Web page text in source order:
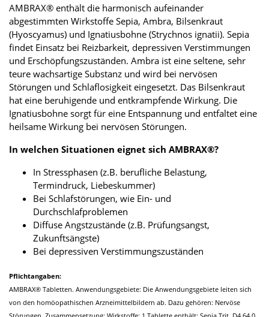
AMBRAX® enthält die harmonisch aufeinander
abgestimmten Wirkstoffe Sepia, Ambra, Bilsenkraut
(Hyoscyamus) und Ignatiusbohne (Strychnos ignatii). Sepia
findet Einsatz bei Reizbarkeit, depressiven Verstimmungen
und Erschöpfungszuständen. Ambra ist eine seltene, sehr
teure wachsartige Substanz und wird bei nervösen
Störungen und Schlaflosigkeit eingesetzt. Das Bilsenkraut
hat eine beruhigende und entkrampfende Wirkung. Die
Ignatiusbohne sorgt für eine Entspannung und entfaltet eine
heilsame Wirkung bei nervösen Störungen.
In welchen Situationen eignet sich AMBRAX®?
In Stressphasen (z.B. berufliche Belastung,
Termindruck, Liebeskummer)
Bei Schlafstörungen, wie Ein- und
Durchschlafproblemen
Diffuse Angstzustände (z.B. Prüfungsangst,
Zukunftsängste)
Bei depressiven Verstimmungszuständen
Pflichtangaben:
AMBRAX® Tabletten. Anwendungsgebiete: Die Anwendungsgebiete leiten sich
von den homöopathischen Arzneimittelbildern ab. Dazu gehören: Nervöse